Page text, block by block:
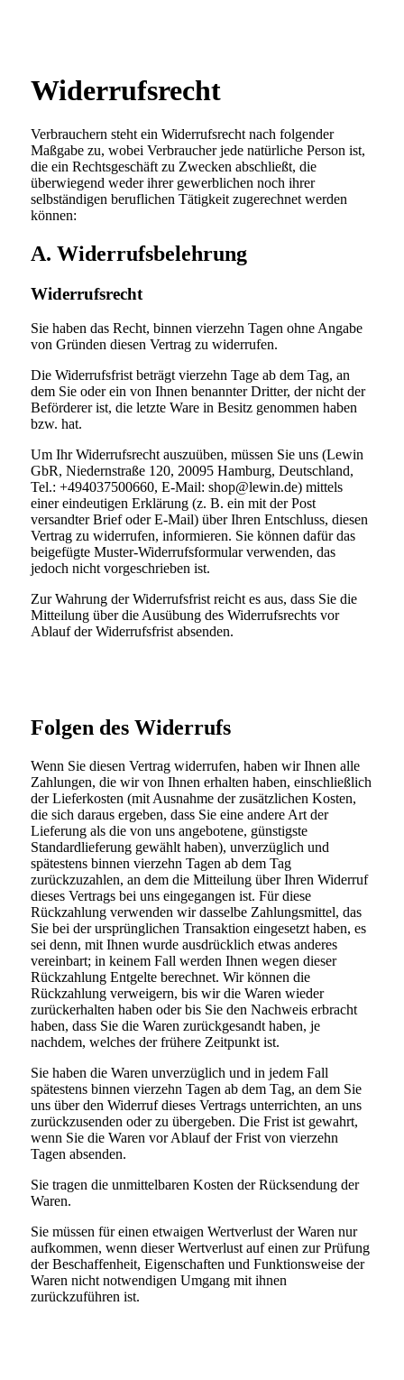
Widerrufsrecht
Verbrauchern steht ein Widerrufsrecht nach folgender
Maßgabe zu, wobei Verbraucher jede natürliche Person ist,
die ein Rechtsgeschäft zu Zwecken abschließt, die
überwiegend weder ihrer gewerblichen noch ihrer
selbständigen beruflichen Tätigkeit zugerechnet werden
können:
A. Widerrufsbelehrung
Widerrufsrecht
Sie haben das Recht, binnen vierzehn Tagen ohne Angabe
von Gründen diesen Vertrag zu widerrufen.
Die Widerrufsfrist beträgt vierzehn Tage ab dem Tag, an
dem Sie oder ein von Ihnen benannter Dritter, der nicht der
Beförderer ist, die letzte Ware in Besitz genommen haben
bzw. hat.
Um Ihr Widerrufsrecht auszuüben, müssen Sie uns (Lewin
GbR, Niedernstraße 120, 20095 Hamburg, Deutschland,
Tel.: +494037500660, E-Mail: shop@lewin.de) mittels
einer eindeutigen Erklärung (z. B. ein mit der Post
versandter Brief oder E-Mail) über Ihren Entschluss, diesen
Vertrag zu widerrufen, informieren. Sie können dafür das
beigefügte Muster-Widerrufsformular verwenden, das
jedoch nicht vorgeschrieben ist.
Zur Wahrung der Widerrufsfrist reicht es aus, dass Sie die
Mitteilung über die Ausübung des Widerrufsrechts vor
Ablauf der Widerrufsfrist absenden.
Folgen des Widerrufs
Wenn Sie diesen Vertrag widerrufen, haben wir Ihnen alle
Zahlungen, die wir von Ihnen erhalten haben, einschließlich
der Lieferkosten (mit Ausnahme der zusätzlichen Kosten,
die sich daraus ergeben, dass Sie eine andere Art der
Lieferung als die von uns angebotene, günstigste
Standardlieferung gewählt haben), unverzüglich und
spätestens binnen vierzehn Tagen ab dem Tag
zurückzuzahlen, an dem die Mitteilung über Ihren Widerruf
dieses Vertrags bei uns eingegangen ist. Für diese
Rückzahlung verwenden wir dasselbe Zahlungsmittel, das
Sie bei der ursprünglichen Transaktion eingesetzt haben, es
sei denn, mit Ihnen wurde ausdrücklich etwas anderes
vereinbart; in keinem Fall werden Ihnen wegen dieser
Rückzahlung Entgelte berechnet. Wir können die
Rückzahlung verweigern, bis wir die Waren wieder
zurückerhalten haben oder bis Sie den Nachweis erbracht
haben, dass Sie die Waren zurückgesandt haben, je
nachdem, welches der frühere Zeitpunkt ist.
Sie haben die Waren unverzüglich und in jedem Fall
spätestens binnen vierzehn Tagen ab dem Tag, an dem Sie
uns über den Widerruf dieses Vertrags unterrichten, an uns
zurückzusenden oder zu übergeben. Die Frist ist gewahrt,
wenn Sie die Waren vor Ablauf der Frist von vierzehn
Tagen absenden.
Sie tragen die unmittelbaren Kosten der Rücksendung der
Waren.
Sie müssen für einen etwaigen Wertverlust der Waren nur
aufkommen, wenn dieser Wertverlust auf einen zur Prüfung
der Beschaffenheit, Eigenschaften und Funktionsweise der
Waren nicht notwendigen Umgang mit ihnen
zurückzuführen ist.